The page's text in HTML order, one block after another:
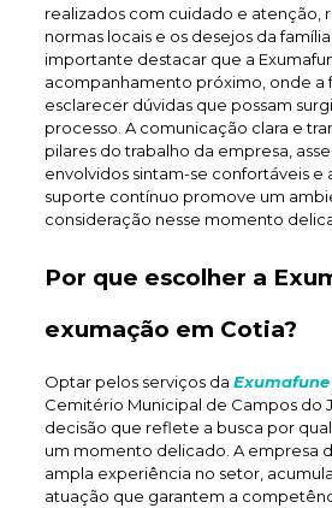
realizados com cuidado e atenção,
normas locais e os desejos da
importante destacar que a
acompanhamento próximo, onde a
esclarecer dúvidas que possam
processo. A comunicação clara e
pilares do trabalho da empresa,
envolvidos sintam-se confortáveis e
suporte contínuo promove um
consideração nesse momento
Por que escolher a
exumação em Cotia?
Optar pelos serviços da Exumafune
Cemitério Municipal de Campos do
decisão que reflete a busca por
um momento delicado. A empresa
ampla experiência no setor,
atuação que garantem a